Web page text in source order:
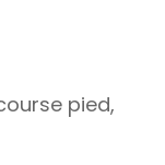
pied,